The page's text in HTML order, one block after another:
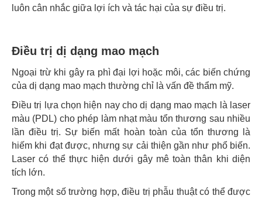
luôn cân nhắc giữa lợi ích và tác hại của sự điều trị.
Điều trị dị dạng mao mạch
Ngoại trừ khi gây ra phì đại lợi hoặc môi, các biến chứng
của dị dạng mao mạch thường chỉ là vấn đề thẩm mỹ.
Điều trị lựa chọn hiện nay cho dị dạng mao mạch là laser
màu (PDL) cho phép làm nhạt màu tổn thương sau nhiều
lần điều trị. Sự biến mất hoàn toàn của tổn thương là
hiếm khi đạt được, nhưng sự cải thiện gần như phổ biến.
Laser có thể thực hiện dưới gây mê toàn thân khi diện
tích lớn.
Trong một số trường hợp, điều trị phẫu thuật có thể được